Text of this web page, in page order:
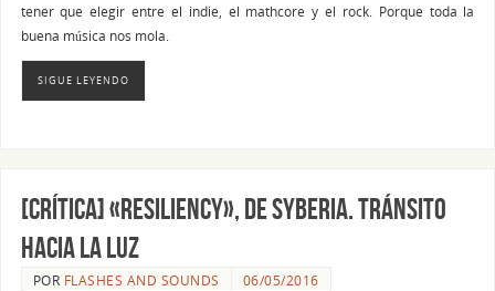
tener que elegir entre el indie, el mathcore y el rock. Porque toda la
buena música nos mola.
SIGUE LEYENDO
[CRÍTICA] «Resiliency», de Syberia. Tránsito
hacia la luz
POR FLASHES AND SOUNDS 06/05/2016